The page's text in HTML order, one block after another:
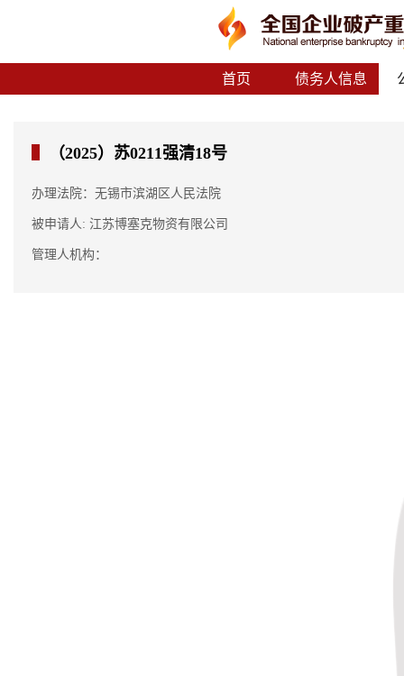
首页 债务人信息
（2025）苏0211强清18号
办理法院：无锡市滨湖区人民法院
被申请人: 江苏博塞克物资有限公司
管理人机构：